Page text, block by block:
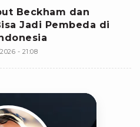
Beckham dan
Jadi Pembeda di
- 21:08